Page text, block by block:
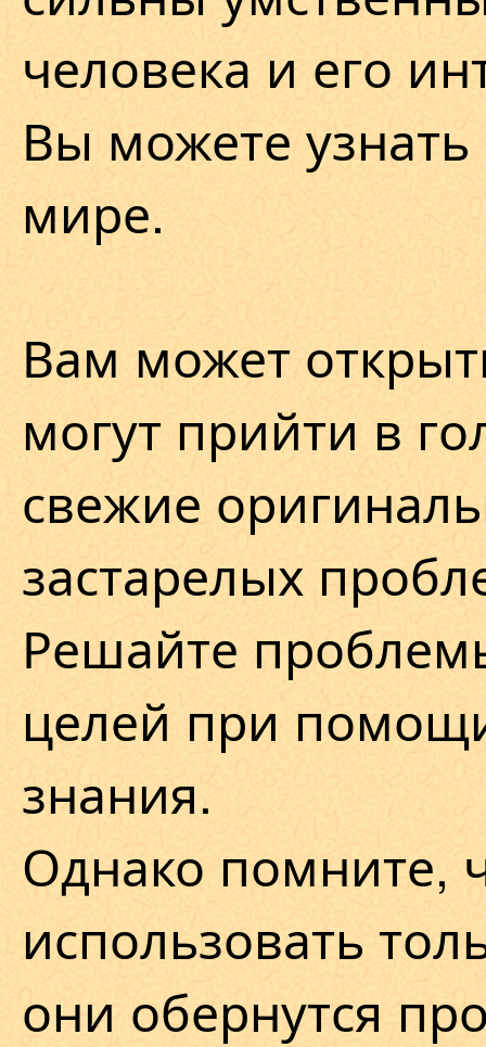
человека и его
Вы можете
мире.
Вам может
могут прийти в
свежие
застарелых
Решайте
целей при
знания.
Однако помните,
использовать
они обернутся